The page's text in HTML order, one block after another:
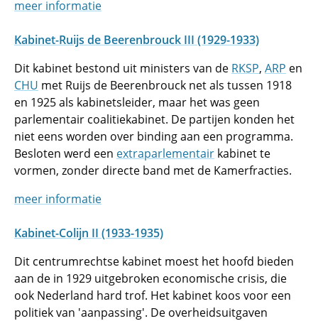
meer informatie
Kabinet-Ruijs de Beerenbrouck III (1929-1933)
Dit kabinet bestond uit ministers van de RKSP, ARP en
CHU met Ruijs de Beerenbrouck net als tussen 1918
en 1925 als kabinetsleider, maar het was geen
parlementair coalitiekabinet. De partijen konden het
niet eens worden over binding aan een programma.
Besloten werd een extraparlementair kabinet te
vormen, zonder directe band met de Kamerfracties.
meer informatie
Kabinet-Colijn II (1933-1935)
Dit centrumrechtse kabinet moest het hoofd bieden
aan de in 1929 uitgebroken economische crisis, die
ook Nederland hard trof. Het kabinet koos voor een
politiek van 'aanpassing'. De overheidsuitgaven